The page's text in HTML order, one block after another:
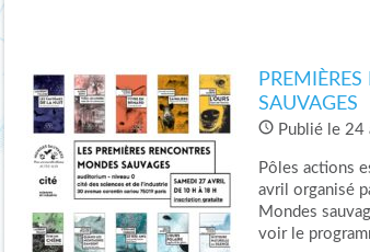
SAUVAGES
Publié le 24
Pôles actions
avril organisé
Mondes
voir le